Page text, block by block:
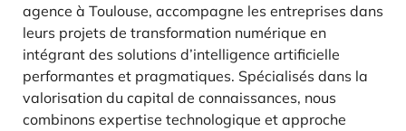
agence à Toulouse, accompagne les entreprises dans
leurs projets de transformation numérique en
intégrant des solutions d’intelligence artificielle
performantes et pragmatiques. Spécialisés dans la
valorisation du capital de connaissances, nous
combinons expertise technologique et approche